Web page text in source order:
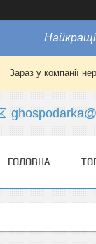
Зараз у компанії
ГОЛОВНА